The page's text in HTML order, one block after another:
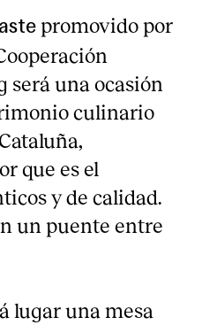
promovido por
una ocasión
culinario
que es el
y de calidad.
un puente entre
lugar una mesa